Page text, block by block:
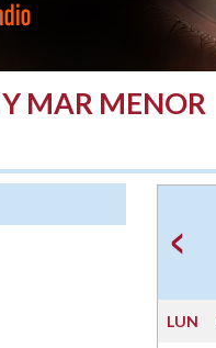
MAR MENOR
LUN